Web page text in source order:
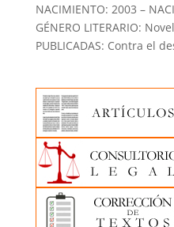
NACIMIENTO: 2003 –
GÉNERO LITERARIO:
PUBLICADAS: Contra el